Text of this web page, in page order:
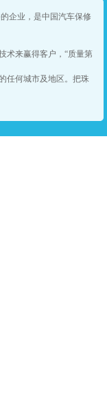
企业，是中国汽车保修
术来赢得客户，“质量第
任何城市及地区。把珠